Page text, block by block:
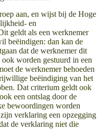
aan, en wijst bij de Hoge
en
geldt als een werknemer
beëindigen: dan kan de
dat de werknemer dit
worden gestuurd in een
de werknemer behoeden
beëindiging van het
Dat criterium geldt ook
een ontslag door de
bewoordingen worden
verklaring een opzegging
de verklaring niet die